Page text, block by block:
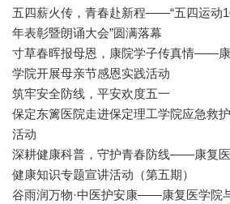
五四薪火传，青春赴新程——“五四运动
年表彰暨朗诵大会”圆满落幕
寸草春晖报母恩，康院学子传真情——
学院开展母亲节感恩实践活动
筑牢安全防线，平安欢度五一
保定东篱医院走进保定理工学院应急救
活动
深耕健康科普，守护青春防线——康复
健康知识专题宣讲活动（第五期）
谷雨润万物·中医护安康——康复医学院